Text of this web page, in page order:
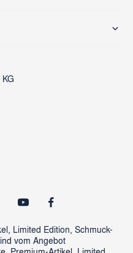
Limited Edition, Schmuck-
vom Angebot